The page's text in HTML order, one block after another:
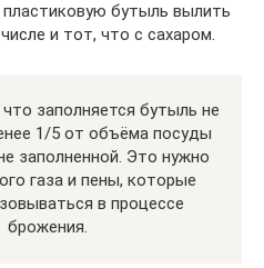
бутыль вылить
и тот, что с сахаром.
заполняется бутыль не
1/5 от объёма посуды
заполненной. Это нужно
газа и пены, которые
в процессе
брожения.